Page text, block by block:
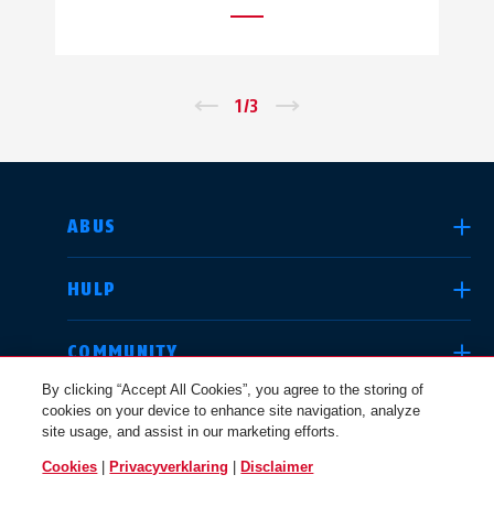
1/3
ABUS
HULP
COMMUNITY
JURIDISCHE KWESTIES
LAND SELECTEREN
Deutschland
By clicking “Accept All Cookies”, you agree to the storing of
cookies on your device to enhance site navigation, analyze
site usage, and assist in our marketing efforts.
Cookies Privacyverklaring Disclaimer